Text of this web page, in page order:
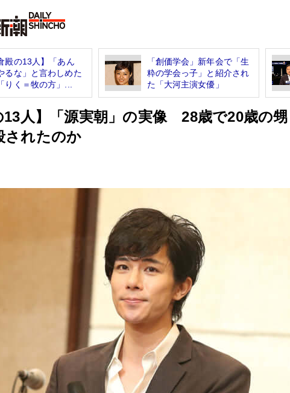
殿の13人】「あん
るな」と言わしめた
りく＝牧の方」...
「創価学会」新年会で「生
粋の学会っ子」と紹介され
た「大河主演女優」
13人】「源実朝」の実像 28歳で20歳の甥
されたのか